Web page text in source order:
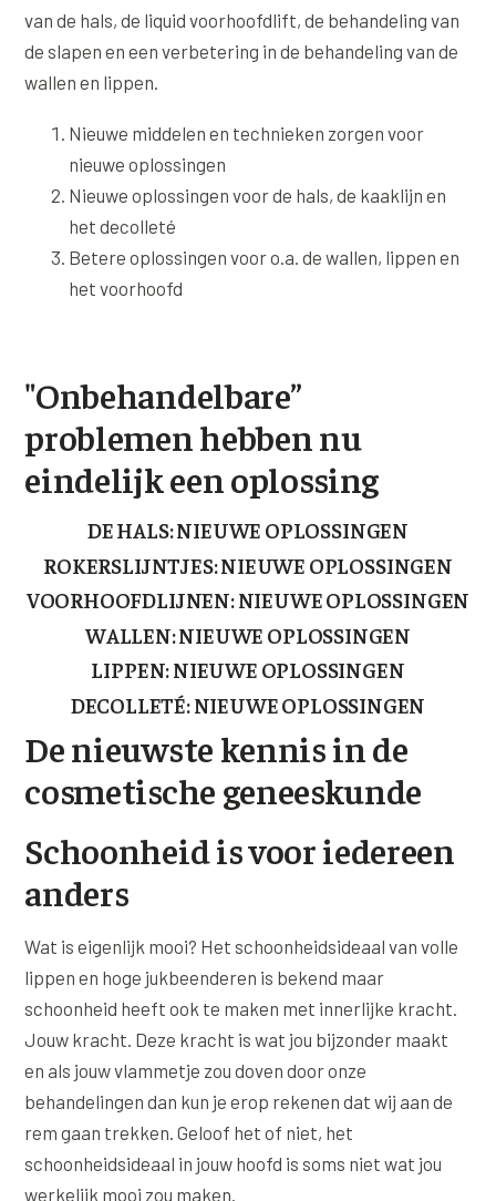
van de hals, de liquid voorhoofdlift, de behandeling van
de slapen en een verbetering in de behandeling van de
wallen en lippen.
Nieuwe middelen en technieken zorgen voor
nieuwe oplossingen
Nieuwe oplossingen voor de hals, de kaaklijn en
het decolleté
Betere oplossingen voor o.a. de wallen, lippen en
het voorhoofd
"Onbehandelbare”
problemen hebben nu
eindelijk een oplossing
DE HALS: NIEUWE OPLOSSINGEN
ROKERSLIJNTJES: NIEUWE OPLOSSINGEN
VOORHOOFDLIJNEN: NIEUWE OPLOSSINGEN
WALLEN: NIEUWE OPLOSSINGEN
LIPPEN: NIEUWE OPLOSSINGEN
DECOLLETÉ: NIEUWE OPLOSSINGEN
De nieuwste kennis in de
cosmetische geneeskunde
Schoonheid is voor iedereen
anders
Wat is eigenlijk mooi? Het schoonheidsideaal van volle
lippen en hoge jukbeenderen is bekend maar
schoonheid heeft ook te maken met innerlijke kracht.
Jouw kracht. Deze kracht is wat jou bijzonder maakt
en als jouw vlammetje zou doven door onze
behandelingen dan kun je erop rekenen dat wij aan de
rem gaan trekken. Geloof het of niet, het
schoonheidsideaal in jouw hoofd is soms niet wat jou
werkelijk mooi zou maken.